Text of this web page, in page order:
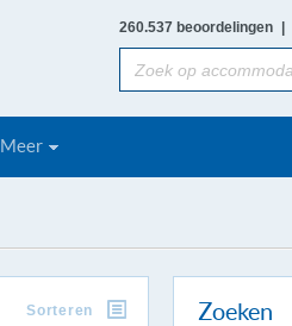
260.537 beoordelingen
Meer
Sorteren Zoeken